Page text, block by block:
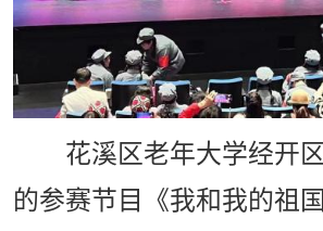
花溪区老年大学经开
的参赛节目《我和我的祖